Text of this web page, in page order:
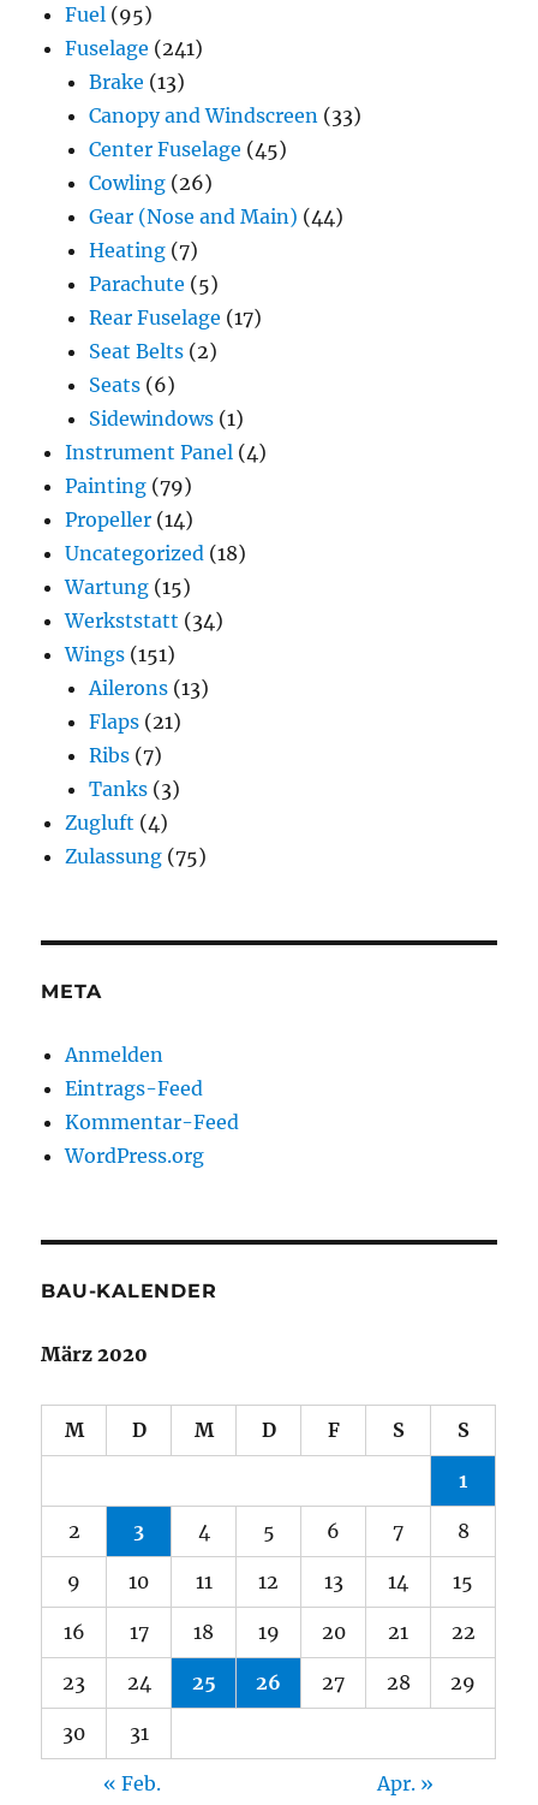
Fuel (95)
Fuselage (241)
Brake (13)
Canopy and Windscreen (33)
Center Fuselage (45)
Cowling (26)
Gear (Nose and Main) (44)
Heating (7)
Parachute (5)
Rear Fuselage (17)
Seat Belts (2)
Seats (6)
Sidewindows (1)
Instrument Panel (4)
Painting (79)
Propeller (14)
Uncategorized (18)
Wartung (15)
Werkststatt (34)
Wings (151)
Ailerons (13)
Flaps (21)
Ribs (7)
Tanks (3)
Zugluft (4)
Zulassung (75)
META
Anmelden
Eintrags-Feed
Kommentar-Feed
WordPress.org
BAU-KALENDER
März 2020
M D M D F S S
1
2 3 4 5 6 7 8
9 10 11 12 13 14 15
16 17 18 19 20 21 22
23 24 25 26 27 28 29
30 31
« Feb. Apr. »